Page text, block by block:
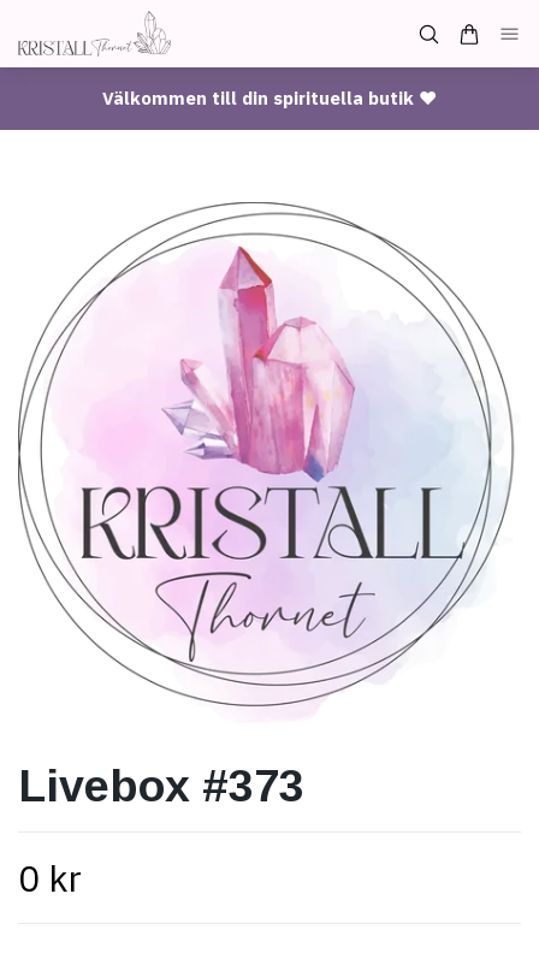
Välkommen till din spirituella butik ♥
Livebox #373
0 kr